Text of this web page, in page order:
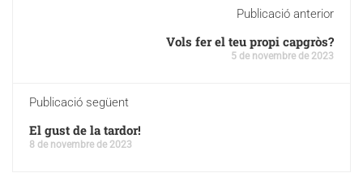
Publicació anterior
Vols fer el teu propi capgròs?
5 de novembre de 2023
Publicació següent
El gust de la tardor!
8 de novembre de 2023